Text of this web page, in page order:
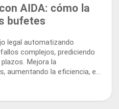
AIDA: cómo la
bufetes
legal automatizando
complejos, prediciendo
Mejora la
aumentando la eficiencia, el